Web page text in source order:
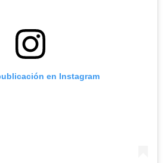
en Instagram